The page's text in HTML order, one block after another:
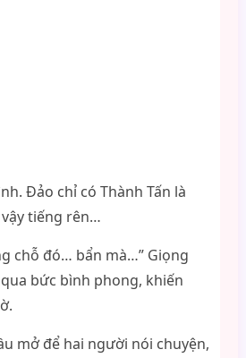
Đảo chỉ có Thành Tấn là
tiếng rên…
chỗ đó… bẩn mà…” Giọng
bức bình phong, khiến
mở để hai người nói chuyện,